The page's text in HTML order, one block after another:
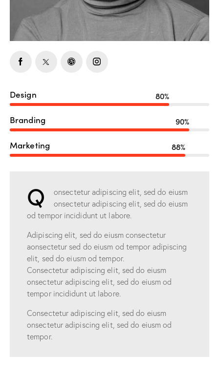
Design 80%
Branding 90%
Marketing 88%
Q
onsectetur adipiscing elit, sed do eiusm
onsectetur adipiscing elit, sed do eiusm
od tempor incididunt ut labore.
Adipiscing elit, sed do eiusm consectetur
aonsectetur sed do eiusm od tempor adipiscing
elit, sed do eiusm od tempor.
Consectetur adipiscing elit, sed do eiusm
onsectetur adipiscing elit, sed do eiusm od
tempor incididunt ut labore.
Consectetur adipiscing elit, sed do eiusm
onsectetur adipiscing elit, sed do eiusm od
tempor.